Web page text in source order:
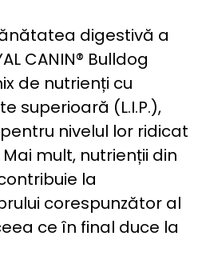
digestivă a
CANIN® Bulldog
de nutrienți cu
superioară (L.I.P.),
nivelul lor ridicat
mult, nutrienții din
la
corespunzător al
ce în final duce la